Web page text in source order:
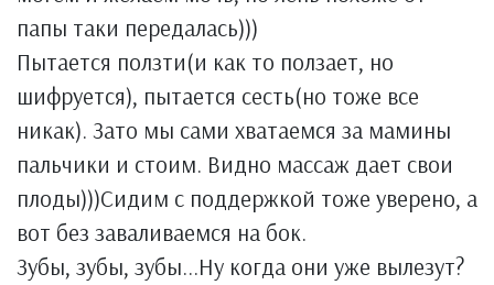
папы таки передалась)))
Пытается ползти(и как то ползает, но
шифруется), пытается сесть(но тоже все
никак). Зато мы сами хватаемся за мамины
пальчики и стоим. Видно массаж дает свои
плоды)))Сидим с поддержкой тоже уверено, а
вот без заваливаемся на бок.
Зубы, зубы, зубы...Ну когда они уже вылезут?